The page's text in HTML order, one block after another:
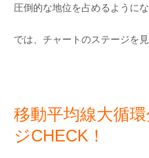
圧倒的な地位を占めるように
では、チャートのステージを
移動平均線大循
ジCHECK！